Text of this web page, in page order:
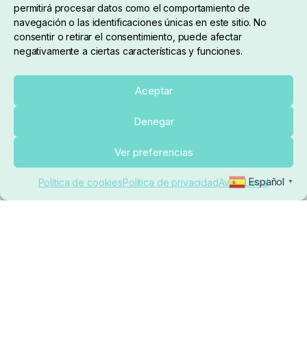
permitirá procesar datos como el comportamiento de
navegación o las identificaciones únicas en este sitio. No
consentir o retirar el consentimiento, puede afectar
negativamente a ciertas características y funciones.
Aceptar
Denegar
Ver preferencias
Política de cookiesPolítica de privacidadAviso Legal
Sobre nosotros
910 824 923
Lunes a Viernes de 10:00 a 14:00 horas y 17:00 a
Español ▼